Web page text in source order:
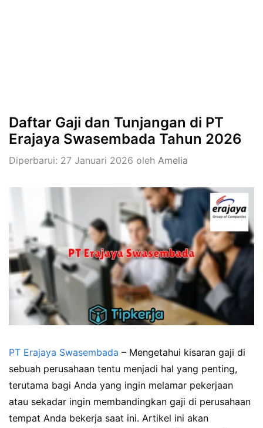
Daftar Gaji dan Tunjangan di PT
Erajaya Swasembada Tahun 2026
Diperbarui: 27 Januari 2026 oleh Amelia
PT Erajaya Swasembada – Mengetahui kisaran gaji di
sebuah perusahaan tentu menjadi hal yang penting,
terutama bagi Anda yang ingin melamar pekerjaan
atau sekadar ingin membandingkan gaji di perusahaan
tempat Anda bekerja saat ini. Artikel ini akan